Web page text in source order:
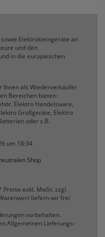
Elektrokleingeräte an
und den
in die europäischen
Ihnen als Wiederverkäufer
Bereichen bieten:
Elektro Handelsware,
Großgeräte, Elektro
oder z.B.
um 18:34
Shop
exkl. MwSt. zzgl.
liefern wir frei
vorbehalten.
Allgemeinen Lieferungs-